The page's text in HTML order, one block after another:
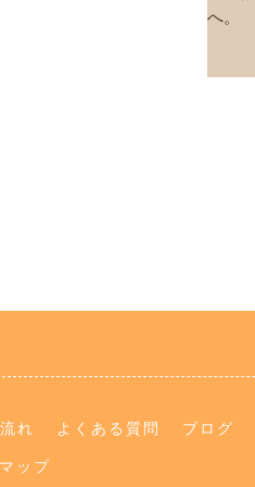
れ よくある質問 ブログ
ップ